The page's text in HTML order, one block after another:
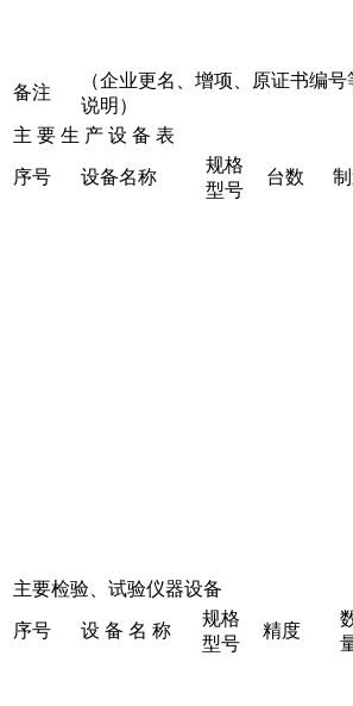
备注
（企业更名、增项、原证书编
说明）
主 要 生 产 设 备 表
序号 设备名称
规格
型号
台数
主要检验、试验仪器设备
序号 设 备 名 称
规格
型号
精度